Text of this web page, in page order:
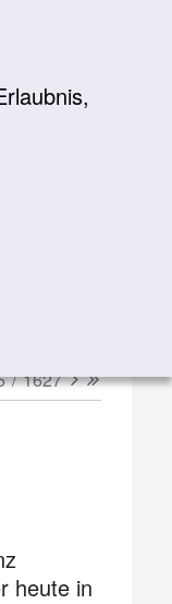
/1627nächster
letzter
heute in